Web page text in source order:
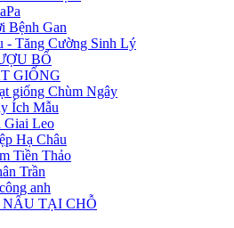
Bệnh Gan
- Tăng Cường Sinh Lý
BỔ
GIỐNG
giống Chùm Ngây
Ích Mẫu
Giai Leo
Hạ Châu
Tiền Thảo
Trần
anh
TẠI CHỖ